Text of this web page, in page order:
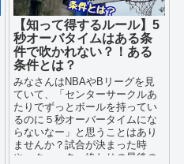
【知って得するルール】5
秒オーバタイムはある条
件で吹かれない？！ある
条件とは？
みなさんはNBAやBリーグを見
ていて、「センターサークルあ
たりでずっとボールを持ってい
るのに５秒オーバータイムにな
らないなー」と思うことはあり
ませんか？試合が決まった時
や、クォーター終わりの最後の